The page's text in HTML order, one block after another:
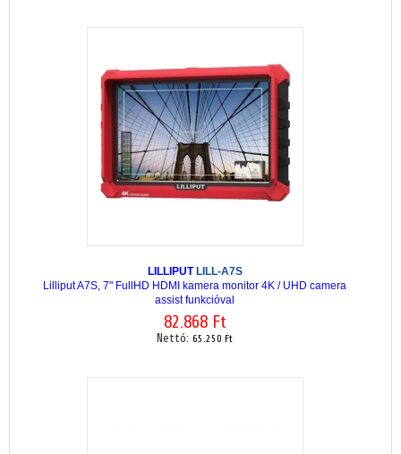
LILLIPUTLILL-A7S
Lilliput A7S, 7" FullHD HDMI kamera monitor 4K / UHD camera
assist funkcióval
82.868 Ft
Nettó: 65.250 Ft